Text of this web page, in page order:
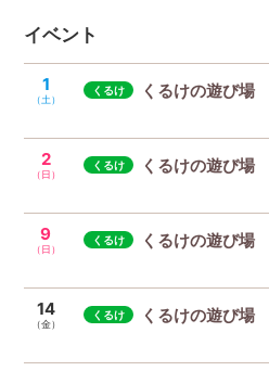
イベント
1
（土） くるけの遊び場
2
（日） くるけの遊び場
9
（日） くるけの遊び場
14
（金） くるけの遊び場